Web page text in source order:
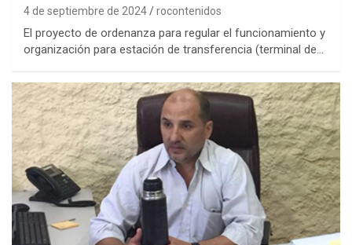
4 de septiembre de 2024 rocontenidos
El proyecto de ordenanza para regular el funcionamiento y
organización para estación de transferencia (terminal de…